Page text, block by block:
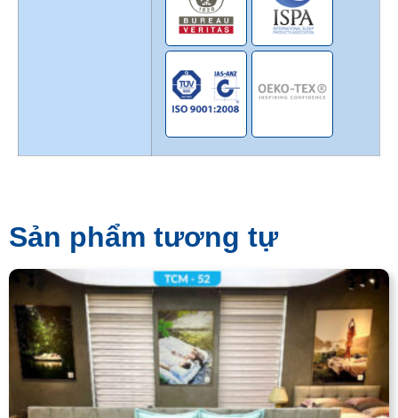
Sản phẩm tương tự